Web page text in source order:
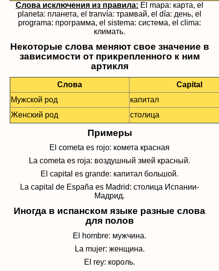
Слова исключения из правила: El mapa: карта, el
planeta: планета, el tranvía: трамвай, el día: день, el
programa: программа, el sistema: система, el clima:
климать.
Некоторые слова меняют свое значение в
зависимости от прикрепленного к ним
артикля
Слова
Capital
Мужской род
капитал
Женский род
столица
Примеры
El cometa es rojo: комета красная
La cometa es roja: воздушный змей красный.
El capital es grande: капитал большой.
La capital de España es Madrid: столица Испании-
Мадрид.
Иногда в испанском языке разные слова
для полов
El hombre: мужчина.
La mujer: женщина.
El rey: король.